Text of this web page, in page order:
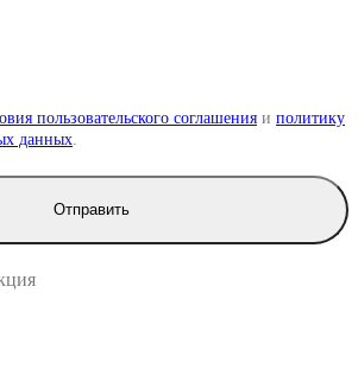
пользовательского соглашения и политику
данных
Отправить